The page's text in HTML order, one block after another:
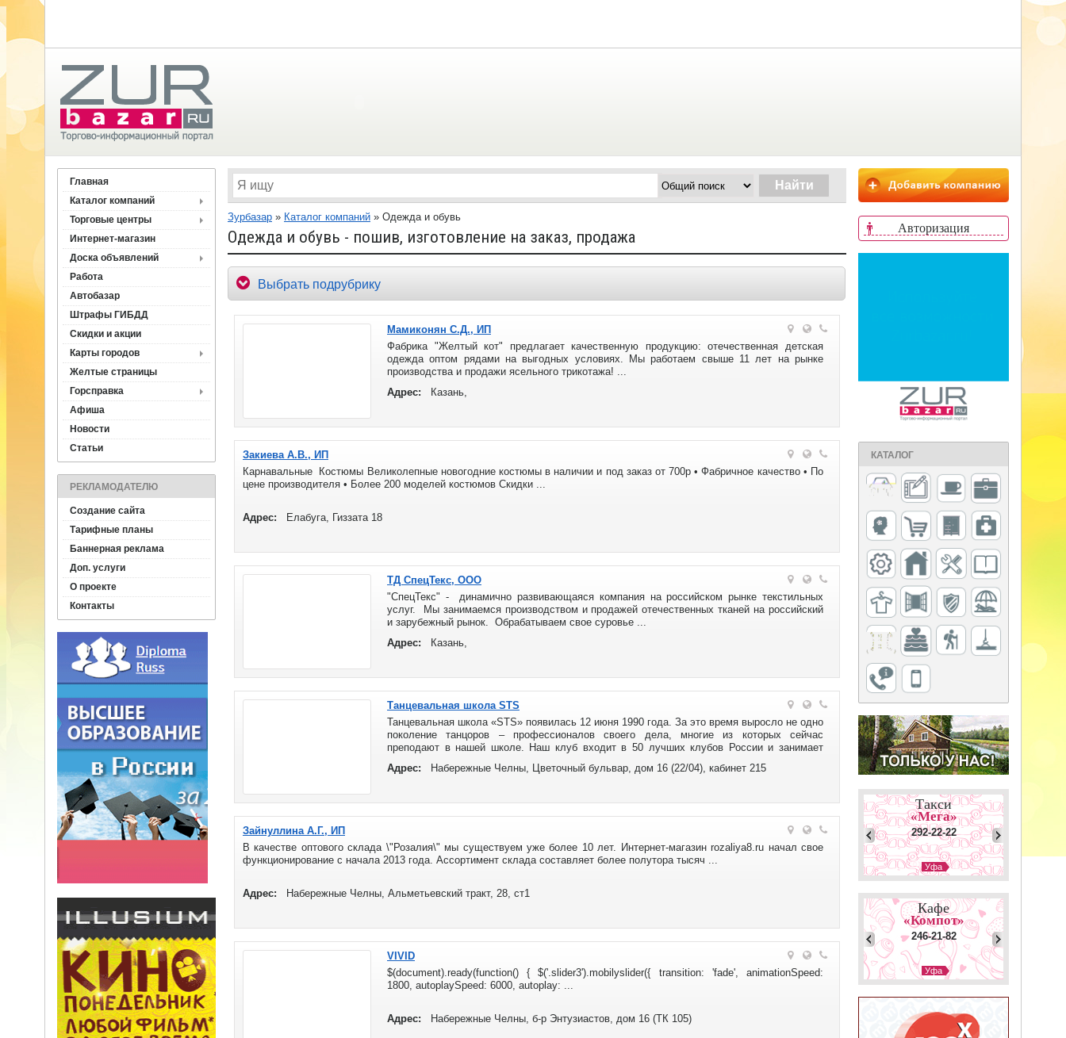
Главная
Каталог компаний
Торговые центры
Интернет-магазин
Доска объявлений
Работа
Автобазар
Штрафы ГИБДД
Скидки и акции
Карты городов
Желтые страницы
Горсправка
Афиша
Новости
Статьи
РЕКЛАМОДАТЕЛЮ
Создание сайта
Тарифные планы
Баннерная реклама
Доп. услуги
О проекте
Контакты
Авторизация
КАТАЛОГ
Такси
«Мега»
292-22-22
Уфа
Такси
«Счастье»
57-00-00
Набережные Челны
Такси
«Иномарка»
48-00-00
Нижнекамск
Кафе
«Компот»
246-21-82
Уфа
Кафе
«Берлога»
3-27-39
Зурбазар » Каталог компаний » Одежда и обувь
Одежда и обувь - пошив, изготовление на заказ, продажа
Выбрать подрубрику
Мамиконян С.Д., ИП
Фабрика "Желтый кот" предлагает качественную продукцию: отечественная детская
одежда оптом рядами на выгодных условиях. Мы работаем свыше 11 лет на рынке
производства и продажи ясельного трикотажа! ...
Адрес:
Казань,
Закиева А.В., ИП
Карнавальные Костюмы Великолепные новогодние костюмы в наличии и под заказ от 700р • Фабричное качество • По
цене производителя • Более 200 моделей костюмов Скидки ...
Адрес: Елабуга, Гиззата 18
ТД СпецТекс, ООО
"СпецТекс" - динамично развивающаяся компания на российском рынке текстильных
услуг. Мы занимаемся производством и продажей отечественных тканей на российский
и зарубежный рынок. Обрабатываем свое суровье ...
Адрес:
Казань,
Танцевальная школа STS
Танцевальная школа «STS» появилась 12 июня 1990 года. За это время выросло не одно
поколение танцоров – профессионалов своего дела, многие из которых сейчас
преподают в нашей школе. Наш клуб входит в 50 лучших клубов России и занимает
Москве около 200 клубов, а по России их около 1000.
Адрес: Набережные Челны, Цветочный бульвар, дом 16 (22/04), кабинет 215
Зайнуллина А.Г., ИП
В качестве оптового склада \"Розалия\" мы существуем уже более 10 лет. Интернет-магазин rozaliya8.ru начал свое
функционирование с начала 2013 года. Ассортимент склада составляет более полутора тысяч ...
Адрес: Набережные Челны, Альметьевский тракт, 28, ст1
VIVID
$(document).ready(function() { $('.slider3').mobilyslider({ transition: 'fade', animationSpeed:
1800, autoplaySpeed: 6000, autoplay: ...
Адрес: Набережные Челны, б-р Энтузиастов, дом 16 (ТК 105)